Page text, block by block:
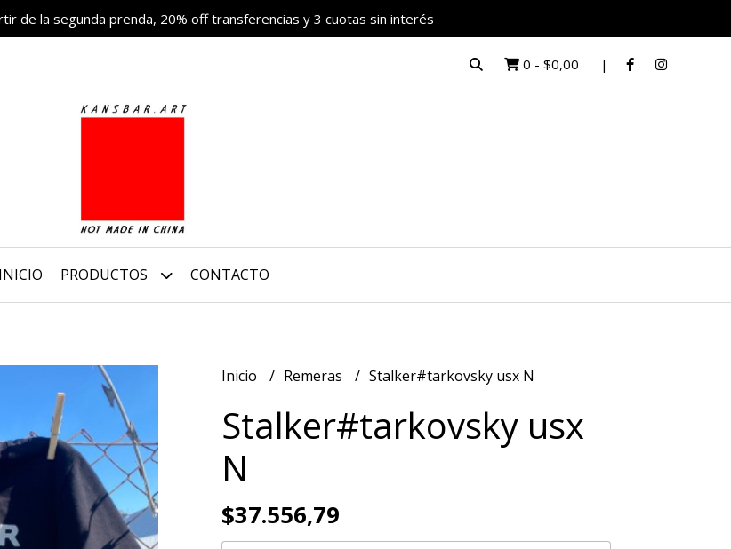
de la segunda prenda, 20% off transferencias y 3 cuotas sin interés
0 - $0,00
INICIO PRODUCTOS CONTACTO
Inicio Remeras Stalker#tarkovsky usx N
Stalker#tarkovsky usx
N
$37.556,79